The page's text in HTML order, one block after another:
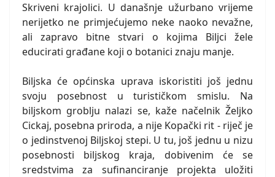
Skriveni krajolici. U današnje užurbano vrijeme
nerijetko ne primjećujemo neke naoko nevažne,
ali zapravo bitne stvari o kojima Biljci žele
educirati građane koji o botanici znaju manje.
Biljska će općinska uprava iskoristiti još jednu
svoju posebnost u turističkom smislu. Na
biljskom groblju nalazi se, kaže načelnik Željko
Cickaj, posebna priroda, a nije Kopački rit - riječ je
o jedinstvenoj Biljskoj stepi. U tu, još jednu u nizu
posebnosti biljskog kraja, dobivenim će se
sredstvima za sufinanciranje projekta uložiti